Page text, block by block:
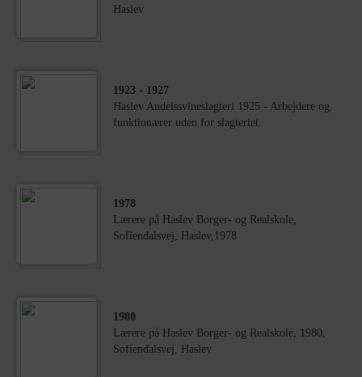
Haslev
1923 - 1927
Haslev Andelssvineslagteri 1925 - Arbejdere og
funktionærer uden for slagteriet.
1978
Lærere på Haslev Borger- og Realskole,
Sofiendalsvej, Haslev,1978
1980
Lærere på Haslev Borger- og Realskole, 1980,
Sofiendalsvej, Haslev